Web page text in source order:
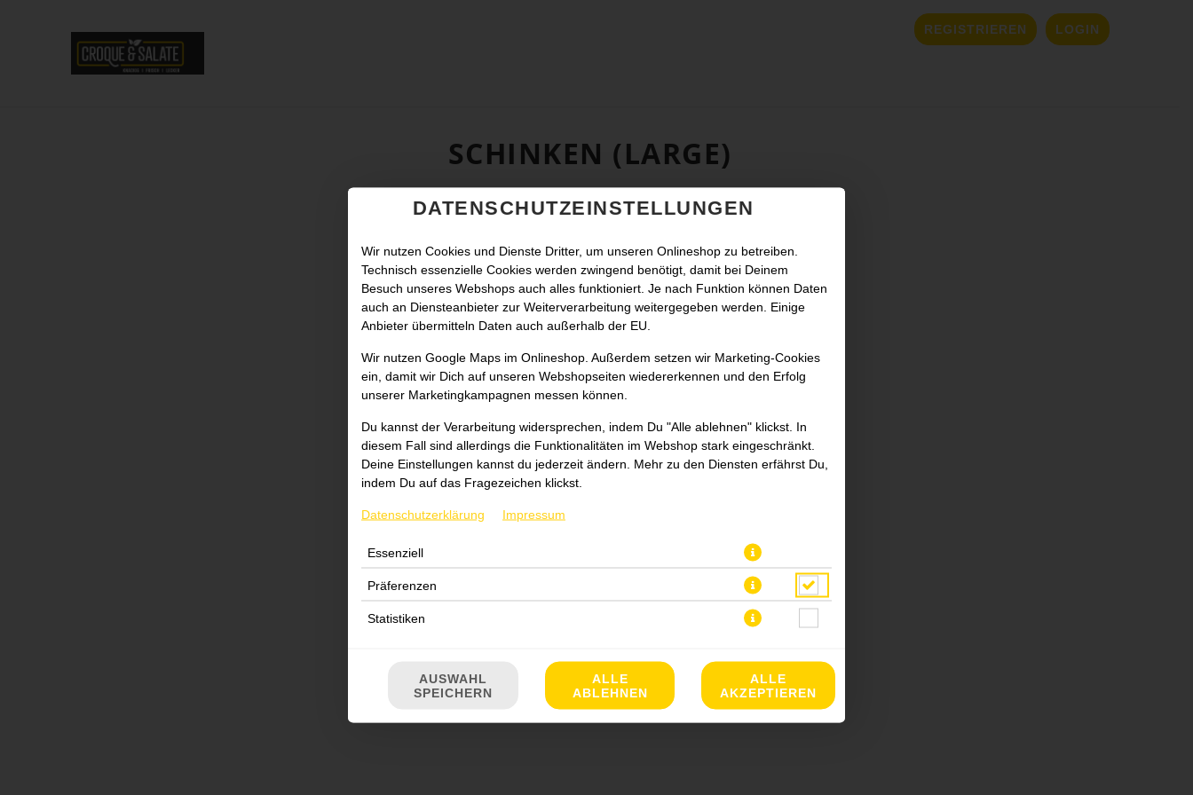
REGISTRIEREN LOGIN
SCHINKEN (LARGE)
DATENSCHUTZEINSTELLUNGEN
Wir nutzen Cookies und Dienste Dritter, um unseren Onlineshop zu betreiben.
Technisch essenzielle Cookies werden zwingend benötigt, damit bei Deinem
Besuch unseres Webshops auch alles funktioniert. Je nach Funktion können Daten
auch an Diensteanbieter zur Weiterverarbeitung weitergegeben werden. Einige
Anbieter übermitteln Daten auch außerhalb der EU.
Wir nutzen Google Maps im Onlineshop. Außerdem setzen wir Marketing-Cookies
ein, damit wir Dich auf unseren Webshopseiten wiedererkennen und den Erfolg
unserer Marketingkampagnen messen können.
Du kannst der Verarbeitung widersprechen, indem Du "Alle ablehnen" klickst. In
diesem Fall sind allerdings die Funktionalitäten im Webshop stark eingeschränkt.
Deine Einstellungen kannst du jederzeit ändern. Mehr zu den Diensten erfährst Du,
indem Du auf das Fragezeichen klickst.
Datenschutzerklärung Impressum
Essenziell
Präferenzen
Statistiken
AUSWAHL
SPEICHERN
ALLE
ABLEHNEN
ALLE
AKZEPTIEREN